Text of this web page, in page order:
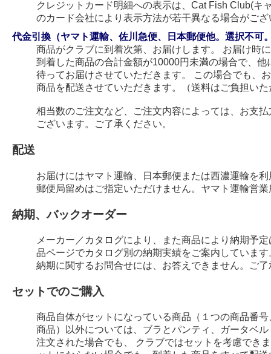
クレジットカード明細への表示は、Cat Fish Club(キ
のカード会社により表示方法が若干異なる場合がござ
代金引換（ヤマト運輸、佐川急便、日本郵便他。選択不可
商品がクラブに到着次第、お届けします。 お届け時
到着した商品の合計金額が10000円未満の場合で、
待ってお届けさせていただきます。 この場合でも、
商品を配送させていただきます。（送料はご負担い
相当数のご注文など、ご注文内容によっては、お支
ございます。ご了承ください。
配送
お届けにはヤマト運輸、日本郵便または西濃運輸を
郵便局留めはご指定いただけません。ヤマト運輸営
納期、バックオーダー
メーカー／カタログにより、また商品により納期予
品ページでカタログ別の納期実績をご案内しています
納期に関するお問合せには、お答えできません。ご
セットでのご購入
商品自体がセットになっている商品（１つの商品番
商品）以外については、ブラとパンティ、ガータベ
注文された場合でも、 クラブではセットを考慮でき